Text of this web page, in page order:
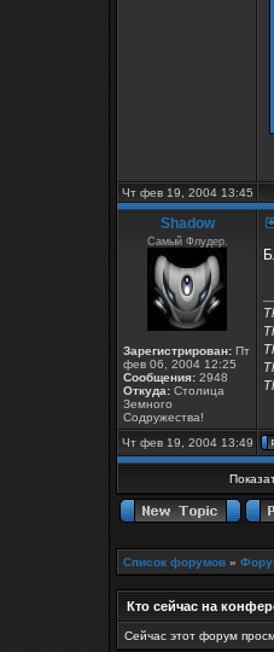
Чт фев 19, 2004 13:45
Shadow
Самый Флудер.
Зарегистрирован: Пт
фев 06, 2004 12:25
Сообщения: 2948
Откуда: Столица
Земного
Содружества!
Чт фев 19, 2004 13:49
Список форумов »
Кто сейчас на
Сейчас этот форум